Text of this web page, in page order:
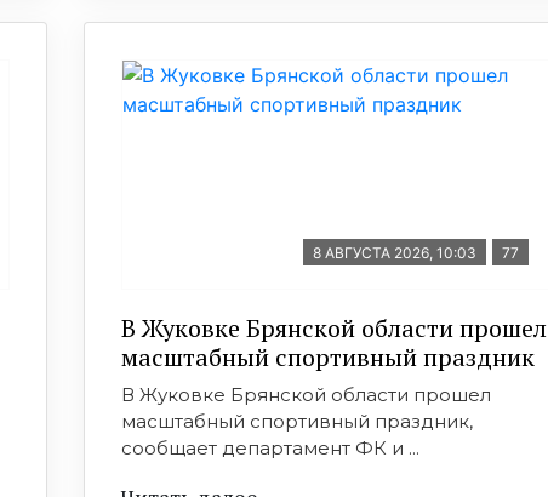
8 АВГУСТА 2026, 10:03 77
В Жуковке Брянской области прошел
масштабный спортивный праздник
В Жуковке Брянской области прошел
масштабный спортивный праздник,
сообщает департамент ФК и ...